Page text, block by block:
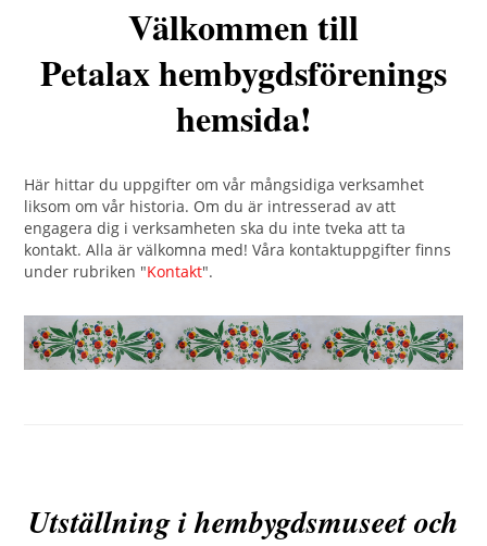
Välkommen till
Petalax hembygdsförenings
hemsida!
Här hittar du uppgifter om vår mångsidiga verksamhet
liksom om vår historia. Om du är intresserad av att
engagera dig i verksamheten ska du inte tveka att ta
kontakt. Alla är välkomna med! Våra kontaktuppgifter finns
under rubriken "Kontakt".
Utställning i hembygdsmuseet och